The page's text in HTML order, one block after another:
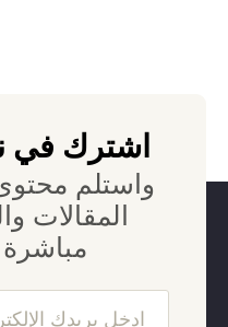
اشترك في
واستلم
المقالات